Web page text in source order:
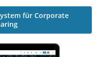
für Corporate